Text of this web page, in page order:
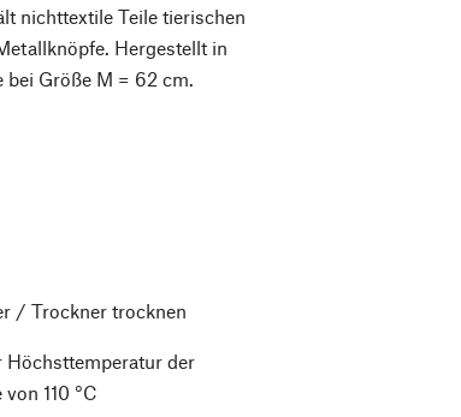
nichttextile Teile tierischen
Hergestellt in
bei Größe M = 62 cm.
/ Trockner trocknen
Höchsttemperatur der
110 °C